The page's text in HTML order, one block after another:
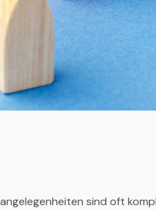
sind oft